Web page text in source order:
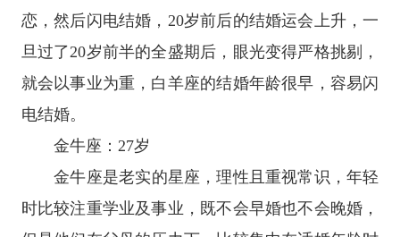
恋，然后闪电结婚，20岁前后的结婚运会上升，一
旦过了20岁前半的全盛期后，眼光变得严格挑剔，
就会以事业为重，白羊座的结婚年龄很早，容易闪
电结婚。
金牛座 ：27岁
金牛座是老实的星座 ，理性且重视常识，年轻
时比较注重学业及事业，既不会早婚也不会晚婚，